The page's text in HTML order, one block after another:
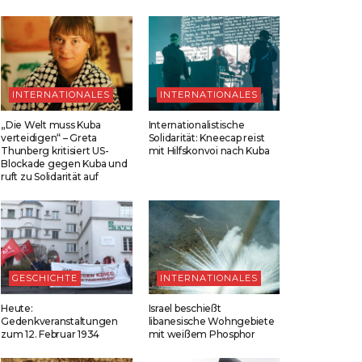
INTERNATIONALES
„Die Welt muss Kuba
verteidigen“ – Greta
Thunberg kritisiert US-
Blockade gegen Kuba und
ruft zu Solidarität auf
INTERNATIONALES
Internationalistische
Solidarität: Kneecap reist
mit Hilfskonvoi nach Kuba
GESCHICHTE
Heute:
Gedenkveranstaltungen
zum 12. Februar 1934
INTERNATIONALES
Israel beschießt
libanesische Wohngebiete
mit weißem Phosphor